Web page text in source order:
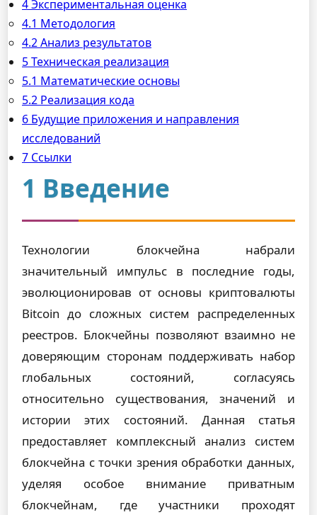
4 Экспериментальная оценка
4.1 Методология
4.2 Анализ результатов
5 Техническая реализация
5.1 Математические основы
5.2 Реализация кода
6 Будущие приложения и направления
исследований
7 Ссылки
1 Введение
Технологии блокчейна набрали
значительный импульс в последние годы,
эволюционировав от основы криптовалюты
Bitcoin до сложных систем распределенных
реестров. Блокчейны позволяют взаимно не
доверяющим сторонам поддерживать набор
глобальных состояний, согласуясь
относительно существования, значений и
истории этих состояний. Данная статья
предоставляет комплексный анализ систем
блокчейна с точки зрения обработки данных,
уделяя особое внимание приватным
блокчейнам, где участники проходят